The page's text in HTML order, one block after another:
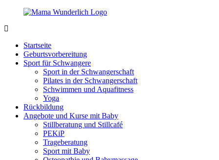
Zurück
Inhalt
sein
wunderbar!
Startseite
Geburtsvorbereitung
Sport für Schwangere
Sport in der Schwangerschaft
Pilates in der Schwangerschaft
Schwimmen und Aquafitness
Yoga
Rückbildung
Angebote und Kurse mit Baby
Stillberatung und Stillcafé
PEKiP
Trageberatung
Sport mit Baby